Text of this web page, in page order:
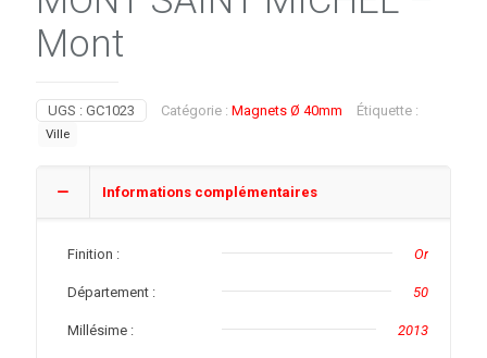
Mont
UGS : GC1023 Catégorie : Magnets Ø 40mm Étiquette :
Ville
Informations complémentaires
Finition : Or
Département : 50
Millésime : 2013